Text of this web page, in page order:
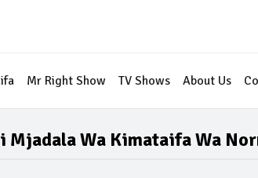
Mr Right Show TV Shows About Us
Wa Kimataifa Wa